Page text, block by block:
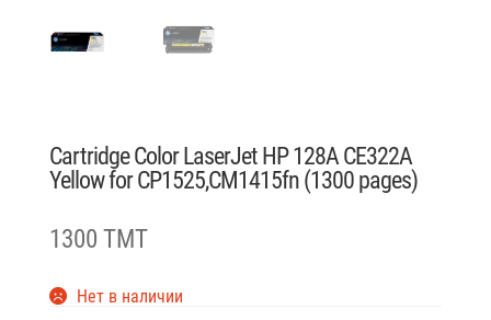
Cartridge Color LaserJet HP 128A CE322A
Yellow for CP1525,CM1415fn (1300 pages)
1300 TMT
Нет в наличии